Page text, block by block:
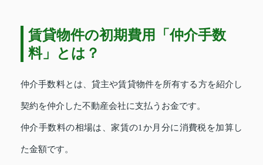
賃貸物件の初期費用「仲介手数
料」とは？
仲介手数料とは、貸主や賃貸物件を所有する方を紹介し
契約を仲介した不動産会社に支払うお金です。
仲介手数料の相場は、家賃の1か月分に消費税を加算し
た金額です。